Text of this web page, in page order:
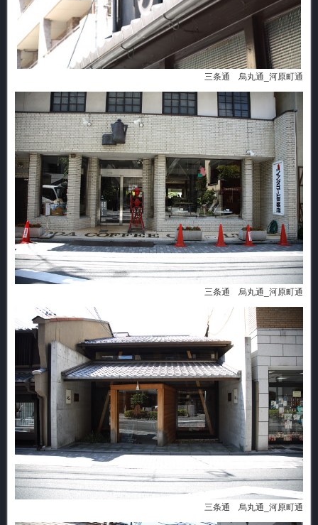
三条通 烏丸通_河原町通
三条通 烏丸通_河原町通
三条通 烏丸通_河原町通